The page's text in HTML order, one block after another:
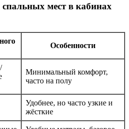
мест в кабинах
Особенности
Минимальный комфорт,
часто на полу
Удобнее, но часто узкие и
жёсткие